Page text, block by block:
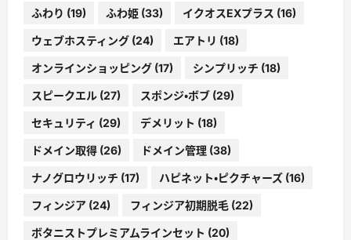
ふわり (19) ふわ姫 (33) イクオスEXプラス (16)
ウェブホスティング (24) エアトリ (18)
オンラインショッピング (17) シンプリッチ (18)
スピークエル (27) スポンジ・ボブ (29)
セキュリティ (29) デメリット (18)
ドメイン取得 (26) ドメイン管理 (38)
ナノグロウリッチ (17) ハピネット・ピクチャーズ (16)
フィンジア (24) フィンジア初期脱毛 (22)
ボタニストプレミアムラインセット (20)